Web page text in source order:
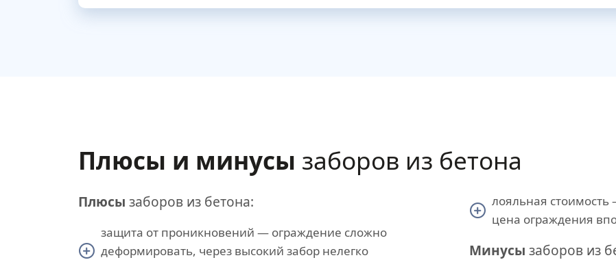
Плюсы и минусы заборов из бетона
Плюсы заборов из бетона:
защита от проникновений — ограждение сложно
деформировать, через высокий забор нелегко
лояльная
цена ограждения
Минусы заборов из